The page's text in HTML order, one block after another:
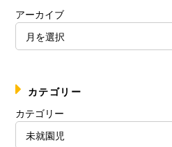
アーカイブ
カテゴリー
カテゴリー